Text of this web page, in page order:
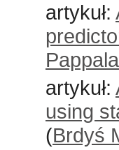
artykuł:
artykuł:
using
(Brdyś